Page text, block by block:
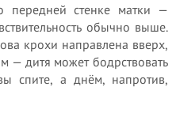
передней стенке матки —
обычно выше.
крохи направлена вверх,
— дитя может бодрствовать
спите, а днём, напротив,